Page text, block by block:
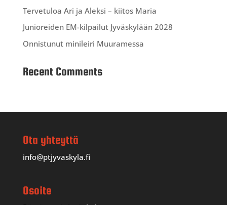
Tervetuloa Ari ja Aleksi – kiitos Maria
Junioreiden EM-kilpailut Jyväskylään 2028
Onnistunut minileiri Muuramessa
Recent Comments
Ota yhteyttä
info@ptjyvaskyla.fi
Osoite